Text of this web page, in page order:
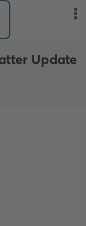
Update